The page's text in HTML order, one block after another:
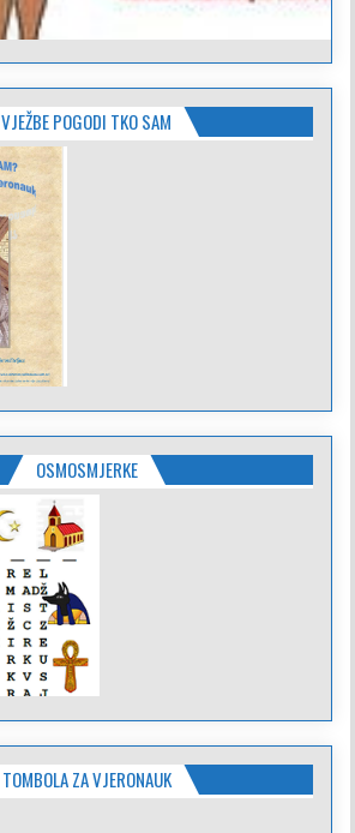
VJEŽBE POGODI TKO SAM
OSMOSMJERKE
TOMBOLA ZA VJERONAUK